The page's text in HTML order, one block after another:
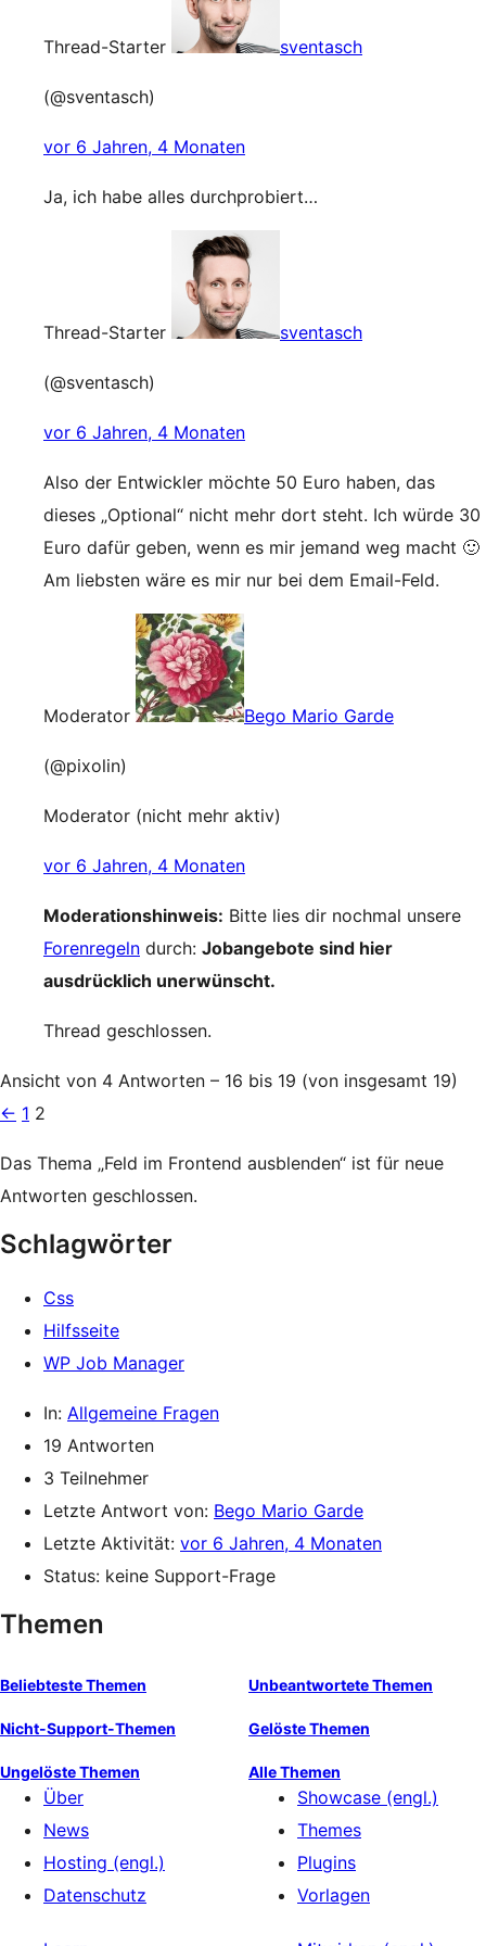
Thread-Starter sventasch
(@sventasch)
vor 6 Jahren, 4 Monaten
Ja, ich habe alles durchprobiert…
Thread-Starter sventasch
(@sventasch)
vor 6 Jahren, 4 Monaten
Also der Entwickler möchte 50 Euro haben, das
dieses „Optional“ nicht mehr dort steht. Ich würde 30
Euro dafür geben, wenn es mir jemand weg macht 🙂
Am liebsten wäre es mir nur bei dem Email-Feld.
Moderator Bego Mario Garde
(@pixolin)
Moderator (nicht mehr aktiv)
vor 6 Jahren, 4 Monaten
Moderationshinweis: Bitte lies dir nochmal unsere
Forenregeln durch: Jobangebote sind hier
ausdrücklich unerwünscht.
Thread geschlossen.
Ansicht von 4 Antworten – 16 bis 19 (von insgesamt 19)
← 1 2
Das Thema „Feld im Frontend ausblenden“ ist für neue
Antworten geschlossen.
Schlagwörter
Css
Hilfsseite
WP Job Manager
In: Allgemeine Fragen
19 Antworten
3 Teilnehmer
Letzte Antwort von: Bego Mario Garde
Letzte Aktivität: vor 6 Jahren, 4 Monaten
Status: keine Support-Frage
Themen
Beliebteste Themen Unbeantwortete Themen
Nicht-Support-Themen Gelöste Themen
Ungelöste Themen Alle Themen
Über
News
Hosting (engl.)
Datenschutz
Showcase (engl.)
Themes
Plugins
Vorlagen